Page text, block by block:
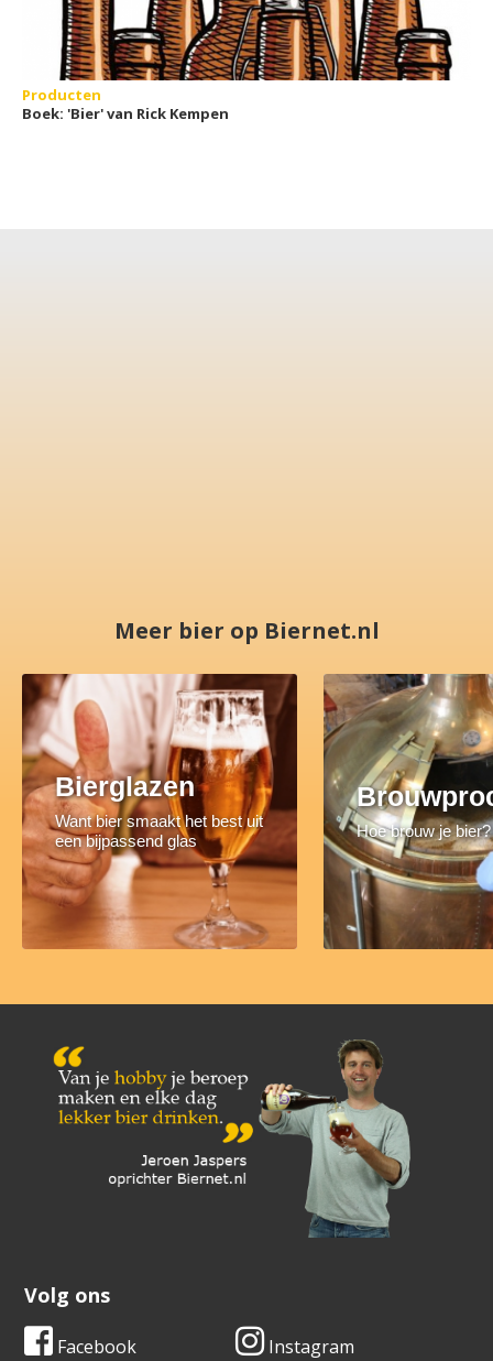
Producten
Boek: 'Bier' van Rick Kempen
Meer bier op Biernet.nl
Bierglazen
Want bier smaakt het best uit
een bijpassend glas
Hoe brouw je bier?
Volg ons
Facebook Instagram